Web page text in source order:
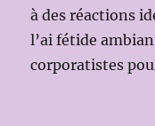
à des réactions
l’ai fétide
corporatistes